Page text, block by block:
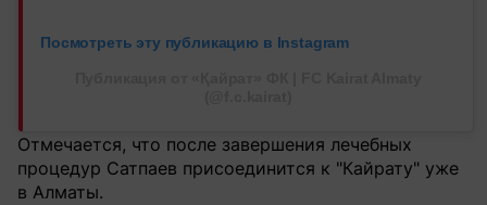
Посмотреть эту публикацию в Instagram
Отмечается, что после завершения лечебных
процедур Сатпаев присоединится к "Кайрату" уже
в Алматы.